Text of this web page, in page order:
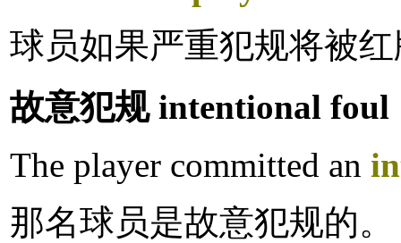
球员如果严重犯规将被
故意犯规 intentional foul
The player committed an
那名球员是故意犯规的。